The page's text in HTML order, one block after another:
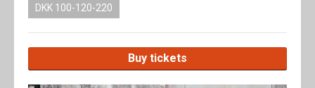
DKK 100-120-220
Buy tickets